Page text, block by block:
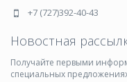
+7 (727)392-40-43
Новостная
Получайте первыми
специальных